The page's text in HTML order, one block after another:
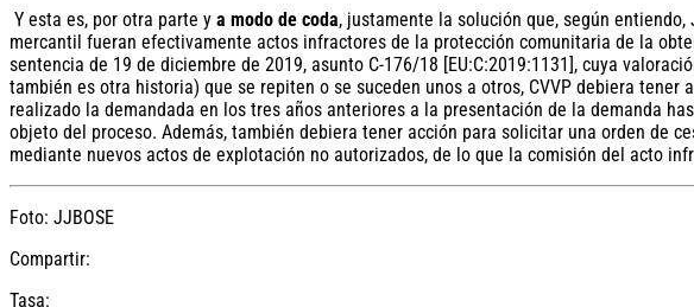
Y esta es, por otra parte y a modo de coda, justamente la solución que, según
mercantil fueran efectivamente actos infractores de la protección comunitaria de la
sentencia de 19 de diciembre de 2019, asunto C-176/18 [EU:C:2019:1131], cuya
también es otra historia) que se repiten o se suceden unos a otros, CVVP debiera
realizado la demandada en los tres años anteriores a la presentación de la demanda
objeto del proceso. Además, también debiera tener acción para solicitar una orden de
mediante nuevos actos de explotación no autorizados, de lo que la comisión del acto
Foto: JJBOSE
Compartir:
Tasa: